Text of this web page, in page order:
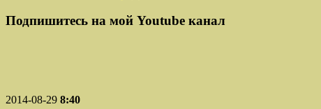
Подпишитесь на мой Youtube канал
2014-08-29 8:40